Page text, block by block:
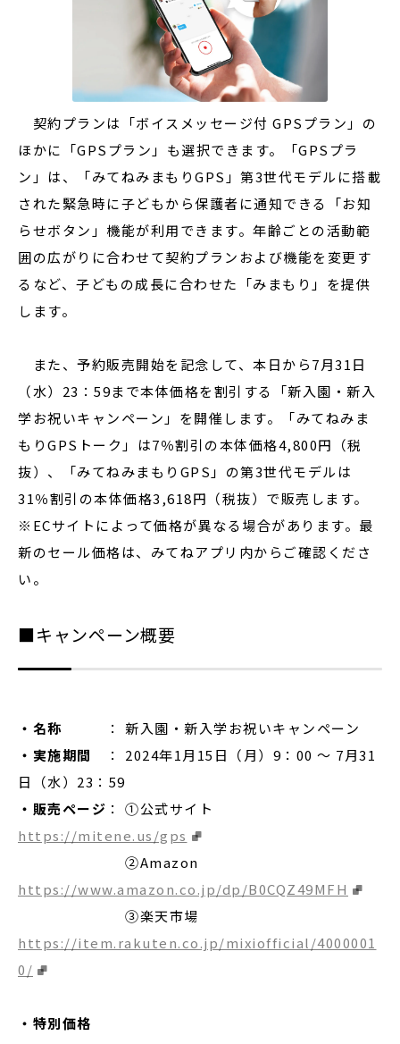
契約プランは「ボイスメッセージ付 GPSプラン」の
ほかに「GPSプラン」も選択できます。「GPSプラ
ン」は、「みてねみまもりGPS」第3世代モデルに搭載
された緊急時に子どもから保護者に通知できる「お知
らせボタン」機能が利用できます。年齢ごとの活動範
囲の広がりに合わせて契約プランおよび機能を変更す
るなど、子どもの成長に合わせた「みまもり」を提供
します。
また、予約販売開始を記念して、本日から7月31日
（水）23：59まで本体価格を割引する「新入園・新入
学お祝いキャンペーン」を開催します。「みてねみま
もりGPSトーク」は7％割引の本体価格4,800円（税
抜）、「みてねみまもりGPS」の第3世代モデルは
31％割引の本体価格3,618円（税抜）で販売します。
※ECサイトによって価格が異なる場合があります。最
新のセール価格は、みてねアプリ内からご確認くださ
い。
■キャンペーン概要
・名称 ： 新入園・新入学お祝いキャンペーン
・実施期間
： 2024年1月15日（月）9：00 ～ 7月31
日（水）23：59
・販売ページ ： ①公式サイト
https://mitene.us/gps
➁Amazon
https://www.amazon.co.jp/dp/B0CQZ49MFH
③楽天市場
https://item.rakuten.co.jp/mixiofficial/4000001
0/
・特別価格